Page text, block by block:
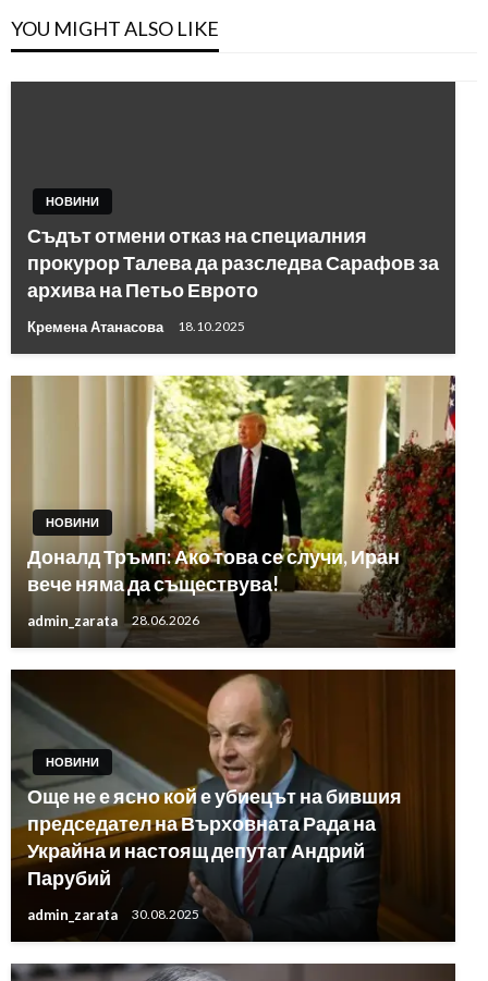
YOU MIGHT ALSO LIKE
НОВИНИ
Съдът отмени отказ на специалния
прокурор Талева да разследва Сарафов за
архива на Петьо Еврото
Кремена Атанасова 18.10.2025
НОВИНИ
Доналд Тръмп: Ако това се случи, Иран
вече няма да съществува!
admin_zarata 28.06.2026
НОВИНИ
Още не е ясно кой е убиецът на бившия
председател на Върховната Рада на
Украйна и настоящ депутат Андрий
Парубий
admin_zarata 30.08.2025